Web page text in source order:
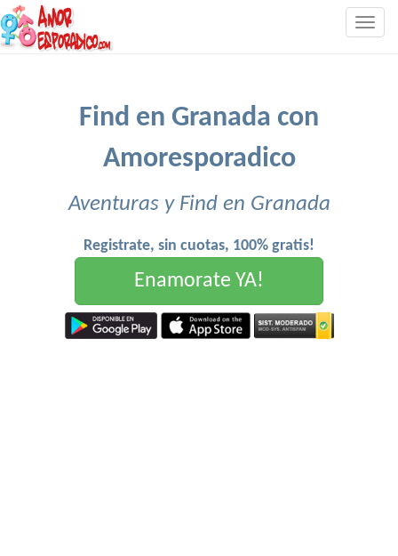
Find en Granada con
Amoresporadico
Aventuras y Find en Granada
Registrate, sin cuotas, 100% gratis!
Enamorate YA!